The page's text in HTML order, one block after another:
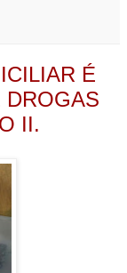
É
DROGAS
II.